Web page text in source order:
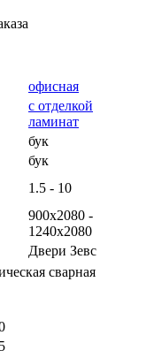
офисная
с отделкой
ламинат
бук
бук
1.5 - 10
900х2080 -
1240х2080
Двери Зевс
сварная